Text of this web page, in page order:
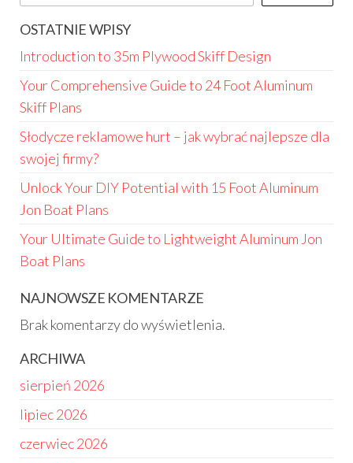
OSTATNIE WPISY
Introduction to 35m Plywood Skiff Design
Your Comprehensive Guide to 24 Foot Aluminum
Skiff Plans
Słodycze reklamowe hurt – jak wybrać najlepsze dla
swojej firmy?
Unlock Your DIY Potential with 15 Foot Aluminum
Jon Boat Plans
Your Ultimate Guide to Lightweight Aluminum Jon
Boat Plans
NAJNOWSZE KOMENTARZE
Brak komentarzy do wyświetlenia.
ARCHIWA
sierpień 2026
lipiec 2026
czerwiec 2026